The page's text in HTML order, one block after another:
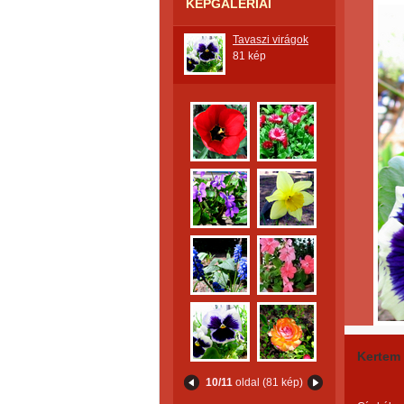
KÉPGALÉRIÁI
Tavaszi virágok
81 kép
10/11 oldal (81 kép)
Kertem